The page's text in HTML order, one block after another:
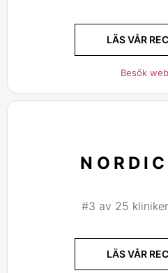
LÄS VÅR
Besök
#3 av 25
LÄS VÅR